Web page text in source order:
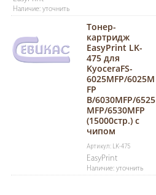
Наличие: уточнить
Тонер-
картридж
EasyPrint LK-
475 для
KyoceraFS-
6025MFP/6025M
FP
B/6030MFP/6525
MFP/6530MFP
(15000стр.) с
чипом
Артикул: LK-475
EasyPrint
Наличие: уточнить